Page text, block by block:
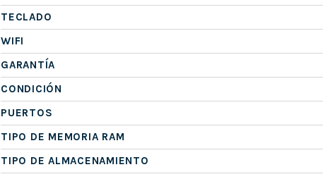
TECLADO
WIFI
GARANTÍA
CONDICIÓN
PUERTOS
TIPO DE MEMORIA RAM
TIPO DE ALMACENAMIENTO